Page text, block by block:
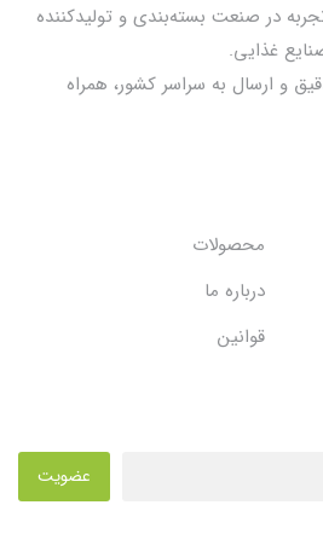
در صنعت بسته‌بندی و تولیدکننده
غذایی.
و ارسال به سراسر کشور، همراه
محصولات
درباره ما
قوانین
عضویت